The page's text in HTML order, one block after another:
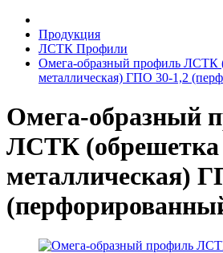
Продукция
ЛСТК Профили
Омега-образный профиль ЛСТК
металлическая) ГПО 30-1,2
Омега-образный
ЛСТК (обрешетка
металлическая)